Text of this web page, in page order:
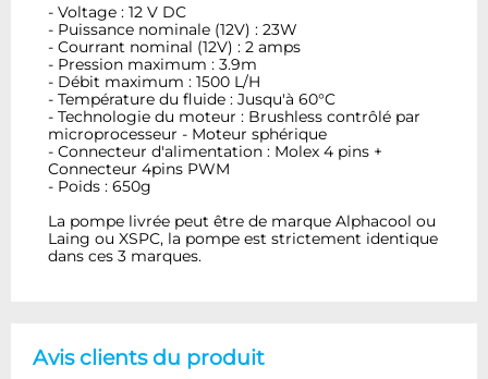
- Voltage : 12 V DC
- Puissance nominale (12V) : 23W
- Courrant nominal (12V) : 2 amps
- Pression maximum : 3.9m
- Débit maximum : 1500 L/H
- Température du fluide : Jusqu'à 60°C
- Technologie du moteur : Brushless contrôlé par
microprocesseur - Moteur sphérique
- Connecteur d'alimentation : Molex 4 pins +
Connecteur 4pins PWM
- Poids : 650g
La pompe livrée peut être de marque Alphacool ou
Laing ou XSPC, la pompe est strictement identique
dans ces 3 marques.
Avis clients du produit